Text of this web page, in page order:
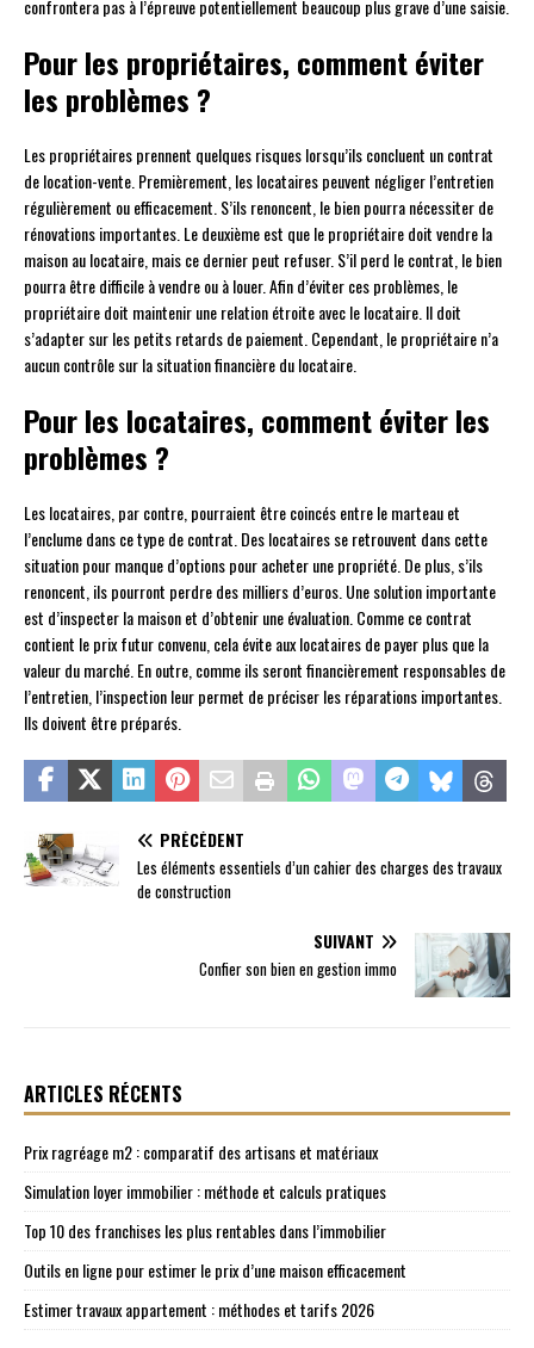
confrontera pas à l’épreuve potentiellement beaucoup plus grave d’une saisie.
Pour les propriétaires, comment éviter
les problèmes ?
Les propriétaires prennent quelques risques lorsqu’ils concluent un contrat
de location-vente. Premièrement, les locataires peuvent négliger l’entretien
régulièrement ou efficacement. S’ils renoncent, le bien pourra nécessiter de
rénovations importantes. Le deuxième est que le propriétaire doit vendre la
maison au locataire, mais ce dernier peut refuser. S’il perd le contrat, le bien
pourra être difficile à vendre ou à louer. Afin d’éviter ces problèmes, le
propriétaire doit maintenir une relation étroite avec le locataire. Il doit
s’adapter sur les petits retards de paiement. Cependant, le propriétaire n’a
aucun contrôle sur la situation financière du locataire.
Pour les locataires, comment éviter les
problèmes ?
Les locataires, par contre, pourraient être coincés entre le marteau et
l’enclume dans ce type de contrat. Des locataires se retrouvent dans cette
situation pour manque d’options pour acheter une propriété. De plus, s’ils
renoncent, ils pourront perdre des milliers d’euros. Une solution importante
est d’inspecter la maison et d’obtenir une évaluation. Comme ce contrat
contient le prix futur convenu, cela évite aux locataires de payer plus que la
valeur du marché. En outre, comme ils seront financièrement responsables de
l’entretien, l’inspection leur permet de préciser les réparations importantes.
Ils doivent être préparés.
PRÉCÉDENT
Les éléments essentiels d’un cahier des charges des travaux
de construction
SUIVANT
Confier son bien en gestion immo
ARTICLES RÉCENTS
Prix ragréage m2 : comparatif des artisans et matériaux
Simulation loyer immobilier : méthode et calculs pratiques
Top 10 des franchises les plus rentables dans l’immobilier
Outils en ligne pour estimer le prix d’une maison efficacement
Estimer travaux appartement : méthodes et tarifs 2026